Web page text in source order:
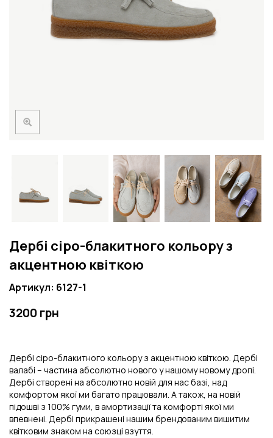
Дербі сіро-блакитного кольору з
акцентною квіткою
Артикул: 6127-1
3200 грн
Дербі сіро-блакитного кольору з акцентною квіткою. Дербі
валабі – частина абсолютно нового у нашому новому дропі.
Дербі створені на абсолютно новій для нас базі, над
комфортом якої ми багато працювали. А також, на новій
підошві з 100% гуми, в амортизації та комфорті якої ми
впевнені. Дербі прикрашені нашим брендованим вишитим
квітковим знаком на союзці взуття.